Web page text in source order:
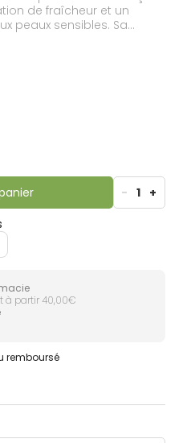
de fraîcheur et un
peaux sensibles. Sa
savon en fait un gel
adapté au quotidien.
procurent une sensation
fraîcheur qui peut durer
frais, le Soin Lavant
qui permet de retrouver
produit a été testé
; il respecte
au quotidien.
- 1 +
à partir 40,00€
remboursé